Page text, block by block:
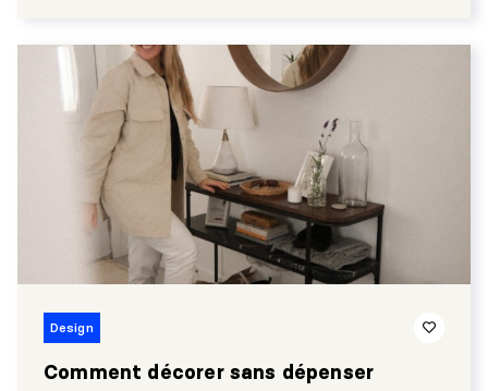
Design
Comment décorer sans dépenser